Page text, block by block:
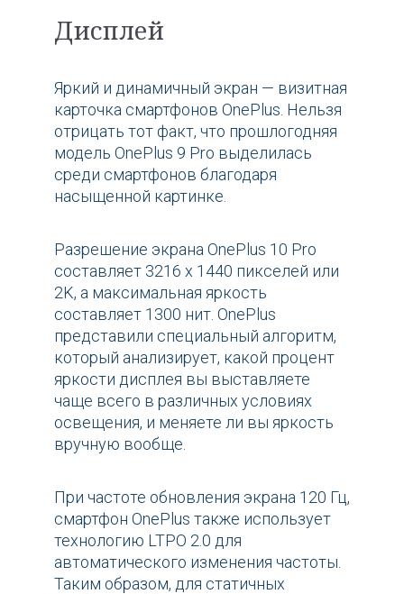
Дисплей
Яркий и динамичный экран — визитная
карточка смартфонов OnePlus. Нельзя
отрицать тот факт, что прошлогодняя
модель OnePlus 9 Pro выделилась
среди смартфонов благодаря
насыщенной картинке.
Разрешение экрана OnePlus 10 Pro
составляет 3216 x 1440 пикселей или
2K, а максимальная яркость
составляет 1300 нит. OnePlus
представили специальный алгоритм,
который анализирует, какой процент
яркости дисплея вы выставляете
чаще всего в различных условиях
освещения, и меняете ли вы яркость
вручную вообще.
При частоте обновления экрана 120 Гц,
смартфон OnePlus также использует
технологию LTPO 2.0 для
автоматического изменения частоты.
Таким образом, для статичных